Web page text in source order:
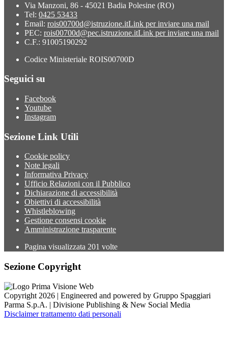
Via Manzoni, 86 - 45021 Badia Polesine (RO)
Tel: 0425 53433
Email: rois00700d@istruzione.itLink per inviare una mail
PEC: rois00700d@pec.istruzione.itLink per inviare una mail
C.F.: 91005190292
Codice Ministeriale ROIS00700D
Seguici su
Facebook
Youtube
Instagram
Sezione Link Utili
Cookie policy
Note legali
Informativa Privacy
Ufficio Relazioni con il Pubblico
Dichiarazione di accessibilità
Obiettivi di accessibilità
Whistleblowing
Gestione consensi cookie
Amministrazione trasparente
Pagina visualizzata 201 volte
Sezione Copyright
Copyright 2026 | Engineered and powered by Gruppo Spaggiari
Parma S.p.A. | Divisione Publishing & New Social Media
Disclaimer trattamento dati personali